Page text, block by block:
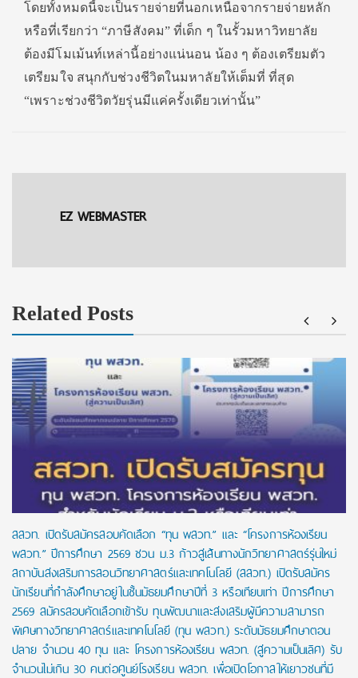
โดยทั้งหมดนี้จะเป็นรายจ่ายที่นอกเหนือจากรายจ่ายหลัก
หรือที่เรียกว่า “ภาษีสังคม” ที่เด็ก ๆ ในรั้วมหาวิทยาลัย
ต้องมีโมเม้นท์เหล่านี้อย่างแน่นอน น้อง ๆ ต้องเตรียมตัว
เตรียมใจ สนุกกับช่วงชีวิตในมหาลัยให้เต็มที่ ที่สุด
“เพราะช่วงชีวิตวัยรุ่นมีแค่ครั้งเดียวเท่านั้น”
EZ WEBMASTER
Related Posts
สสวท. เปิดรับสมัครสอบคัดเลือก “ทุน พสวท.” และ “โครงการห้องเรียน
พสวท.” ปีการศึกษา 2569 ชวน ม.3 ก้าวสู่เส้นทางนักวิทยาศาสตร์รุ่นใหม่
สถาบันส่งเสริมการสอนวิทยาศาสตร์และเทคโนโลยี (สสวท.) เปิดรับสมัคร
นักเรียนที่กำลังศึกษาอยู่ในชั้นมัธยมศึกษาปีที่ 3 หรือเทียบเท่า ปีการศึกษา
2569 สมัครสอบคัดเลือกเข้ารับ ทุนพัฒนาและส่งเสริมผู้มีความสามารถ
พิเศษทางวิทยาศาสตร์และเทคโนโลยี (ทุน พสวท.) ระดับมัธยมศึกษาตอน
ปลาย จำนวน 40 ทุน และ โครงการห้องเรียน พสวท. (สู่ความเป็นเลิศ) รับ
จำนวนไม่เกิน 30 คนต่อศูนย์โรงเรียน พสวท. เพื่อเปิดโอกาสให้เยาวชนที่มี